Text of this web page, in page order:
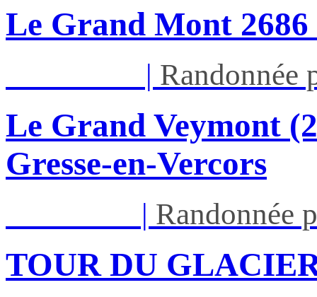
Le Grand Mont
| Randonnée
Le Grand Veymont
Gresse-en-Vercors
| Randonnée
TOUR DU